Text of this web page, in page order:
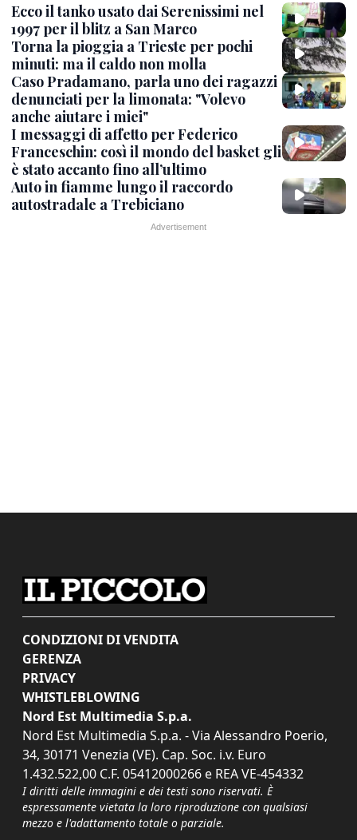
Ecco il tanko usato dai Serenissimi nel
1997 per il blitz a San Marco
Torna la pioggia a Trieste per pochi
minuti: ma il caldo non molla
Caso Pradamano, parla uno dei ragazzi
denunciati per la limonata: "Volevo
anche aiutare i miei"
I messaggi di affetto per Federico
Franceschin: così il mondo del basket gli
è stato accanto fino all’ultimo
Auto in fiamme lungo il raccordo
autostradale a Trebiciano
CONDIZIONI DI VENDITA
GERENZA
PRIVACY
WHISTLEBLOWING
Nord Est Multimedia S.p.a.
Nord Est Multimedia S.p.a. - Via Alessandro Poerio,
34, 30171 Venezia (VE). Cap. Soc. i.v. Euro
1.432.522,00 C.F. 05412000266 e REA VE-454332
I diritti delle immagini e dei testi sono riservati. È
espressamente vietata la loro riproduzione con qualsiasi
mezzo e l'adattamento totale o parziale.